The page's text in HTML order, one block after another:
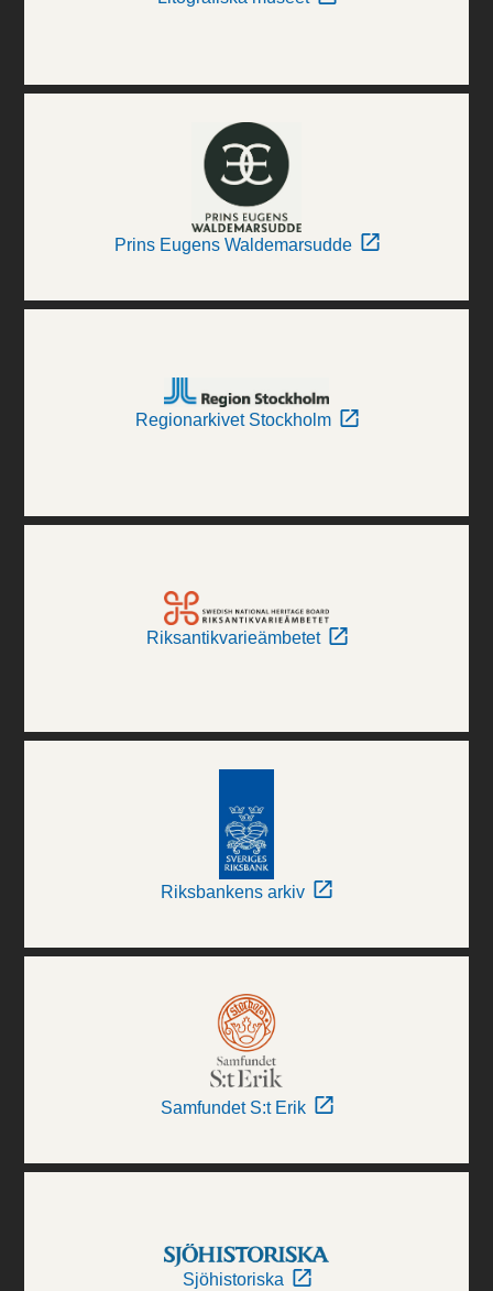
Prins Eugens Waldemarsudde
Regionarkivet Stockholm
Riksantikvarieämbetet
Riksbankens arkiv
Samfundet S:t Erik
Sjöhistoriska